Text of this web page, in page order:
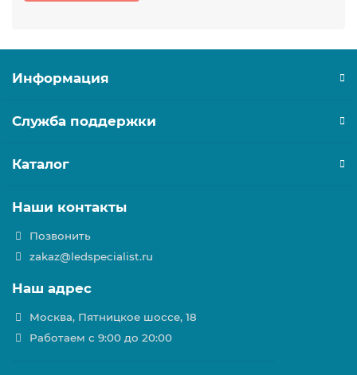
Информация
Служба поддержки
Каталог
Наши контакты
Позвонить
zakaz@ledspecialist.ru
Наш адрес
Москва, Пятницкое шоссе, 18
Работаем с 9:00 до 20:00